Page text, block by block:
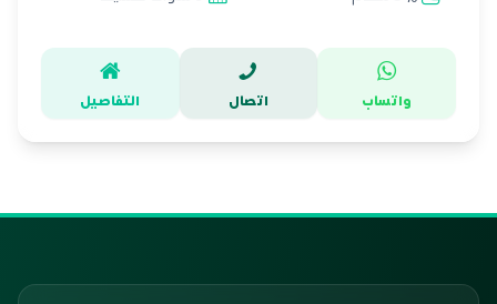
واتساب اتصال التفاصيل